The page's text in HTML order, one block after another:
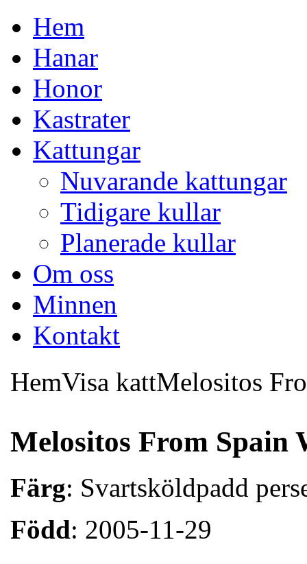
Hem
Hanar
Honor
Kastrater
Kattungar
Nuvarande kattungar
Tidigare kullar
Planerade kullar
Om oss
Minnen
Kontakt
HemVisa kattMelositos
Melositos From Spain
Färg: Svartsköldpadd
Född: 2005-11-29